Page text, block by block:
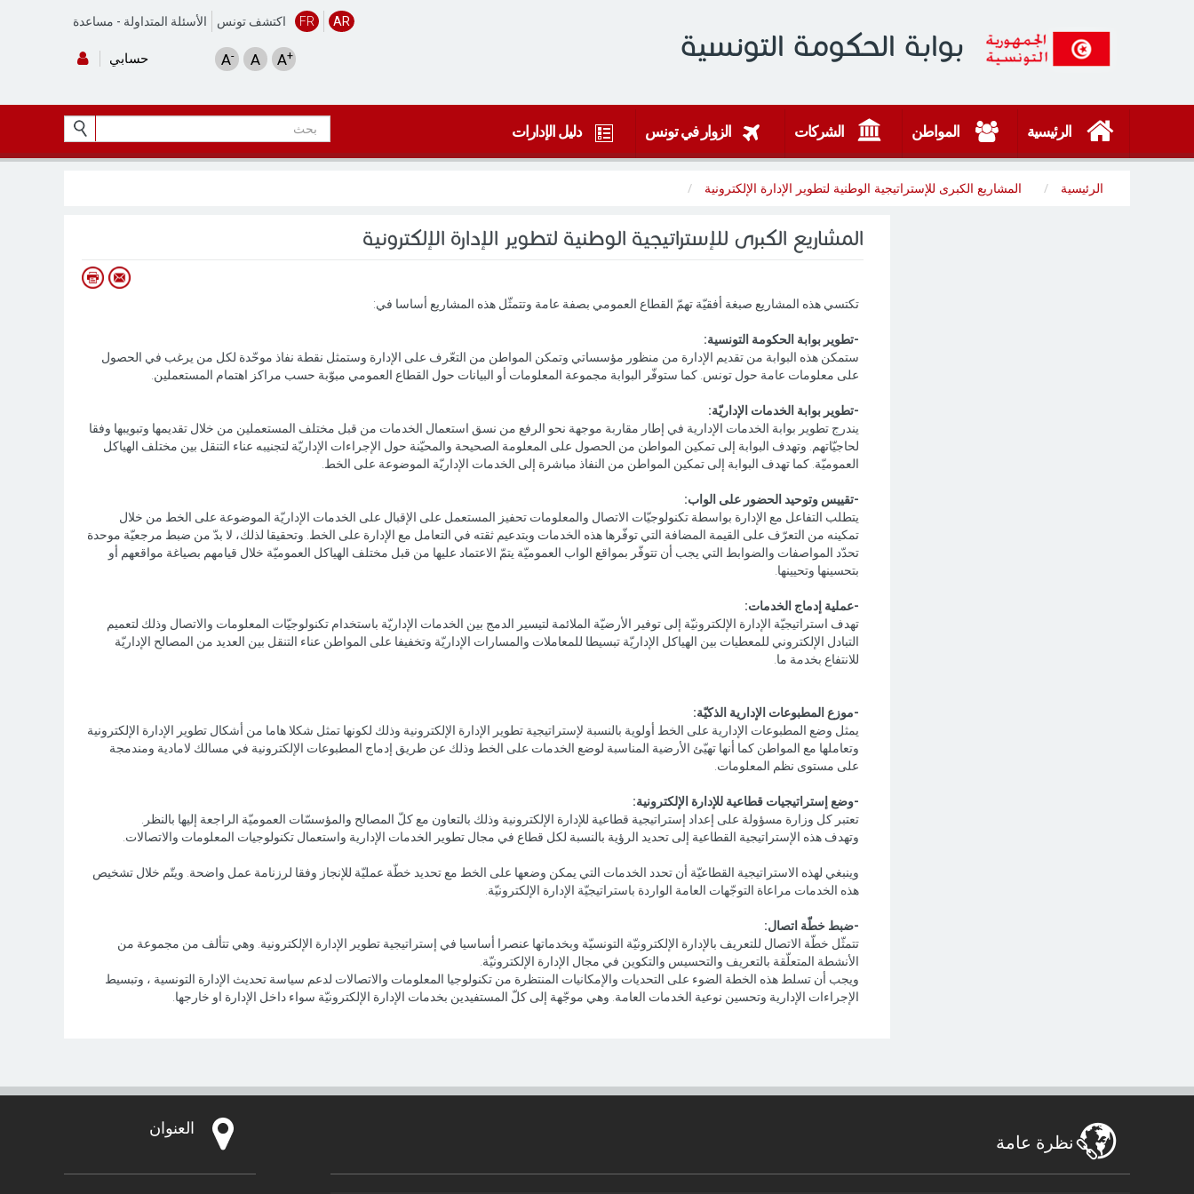
بوابة الحكومة التونسية
الأسئلة المتداولة - مساعدة اكتشف تونس FR AR
حسابي A- A A+
الرئيسية المواطن الشركات الزوار في تونس دليل الإدارات
الرئيسية المشاريع الكبرى للإستراتيجية الوطنية لتطوير الإدارة الإلكترونية
المشاريع الكبرى للإستراتيجية الوطنية لتطوير الإدارة الإلكترونية
تكتسي هذه المشاريع صبغة أفقيّة تهمّ القطاع العمومي بصفة عامة وتتمثّل هذه المشاريع أساسا في:
-تطوير بوابة الحكومة التونسية:
ستمكن هذه البوابة من تقديم الإدارة من منظور مؤسساتي وتمكن المواطن من التعّرف على الإدارة وستمثل نقطة نفاذ موحّدة لكل من يرغب في الحصول
على معلومات عامة حول تونس. كما ستوفّر البوابة مجموعة المعلومات أو البيانات حول القطاع العمومي مبوّبة حسب مراكز اهتمام المستعملين.
-تطوير بوابة الخدمات الإداريّة:
يندرج تطوير بوابة الخدمات الإدارية في إطار مقاربة موجهة نحو الرفع من نسق استعمال الخدمات من قبل مختلف المستعملين من خلال تقديمها وتبويبها وفقا
لحاجيّاتهم. وتهدف البوابة إلى تمكين المواطن من الحصول على المعلومة الصحيحة والمحيّنة حول الإجراءات الإداريّة لتجنيبه عناء التنقل بين مختلف الهياكل
العموميّة. كما تهدف البوابة إلى تمكين المواطن من النفاذ مباشرة إلى الخدمات الإداريّة الموضوعة على الخط.
-تقييس وتوحيد الحضور على الواب:
يتطلب التفاعل مع الإدارة بواسطة تكنولوجيّات الاتصال والمعلومات تحفيز المستعمل على الإقبال على الخدمات الإداريّة الموضوعة على الخط من خلال
تمكينه من التعرّف على القيمة المضافة التي توفّرها هذه الخدمات وبتدعيم ثقته في التعامل مع الإدارة على الخط. وتحقيقا لذلك، لا بدّ من ضبط مرجعيّة موحدة
تحدّد المواصفات والضوابط التي يجب أن تتوفّر بمواقع الواب العموميّة يتمّ الاعتماد عليها من قبل مختلف الهياكل العموميّة خلال قيامهم بصياغة مواقعهم أو
بتحسينها وتحيينها.
-عملية إدماج الخدمات:
تهدف استراتيجيّة الإدارة الإلكترونيّة إلى توفير الأرضيّة الملائمة لتيسير الدمج بين الخدمات الإداريّة باستخدام تكنولوجيّات المعلومات والاتصال وذلك لتعميم
التبادل الإلكتروني للمعطيات بين الهياكل الإداريّة تبسيطا للمعاملات والمسارات الإداريّة وتخفيفا على المواطن عناء التنقل بين العديد من المصالح الإداريّة
للانتفاع بخدمة ما.
-موزع المطبوعات الإدارية الذكيّة:
يمثل وضع المطبوعات الإدارية على الخط أولوية بالنسبة لإستراتيجية تطوير الإدارة الإلكترونية وذلك لكونها تمثل شكلا هاما من أشكال تطوير الإدارة الإلكترونية
وتعاملها مع المواطن كما أنها تهيّئ الأرضية المناسبة لوضع الخدمات على الخط وذلك عن طريق إدماج المطبوعات الإلكترونية في مسالك لامادية ومندمجة
على مستوى نظم المعلومات.
-وضع إستراتيجيات قطاعية للإدارة الإلكترونية:
تعتبر كل وزارة مسؤولة على إعداد إستراتيجية قطاعية للإدارة الإلكترونية وذلك بالتعاون مع كلّ المصالح والمؤسسّات العموميّة الراجعة إليها بالنظر.
وتهدف هذه الإستراتيجية القطاعية إلى تحديد الرؤية بالنسبة لكل قطاع في مجال تطوير الخدمات الإدارية واستعمال تكنولوجيات المعلومات والاتصالات.
وينبغي لهذه الاستراتيجية القطاعيّة أن تحدد الخدمات التي يمكن وضعها على الخط مع تحديد خطّة عمليّة للإنجاز وفقا لرزنامة عمل واضحة. ويتّم خلال تشخيص
هذه الخدمات مراعاة التوجّهات العامة الواردة باستراتيجيّة الإدارة الإلكترونيّة.
-ضبط خطّة اتصال:
تتمثّل خطّة الاتصال للتعريف بالإدارة الإلكترونيّة التونسيّة وبخدماتها عنصرا أساسيا في إستراتيجية تطوير الإدارة الإلكترونية. وهي تتألف من مجموعة من
الأنشطة المتعلّقة بالتعريف والتحسيس والتكوين في مجال الإدارة الإلكترونيّة.
ويجب أن تسلط هذه الخطة الضوء على التحديات والإمكانيات المنتظرة من تكنولوجيا المعلومات والاتصالات لدعم سياسة تحديث الإدارة التونسية ، وتبسيط
الإجراءات الإدارية وتحسين نوعية الخدمات العامة. وهي موجّهة إلى كلّ المستفيدين بخدمات الإدارة الإلكترونيّة سواء داخل الإدارة او خارجها.
نظرة عامة
العنوان